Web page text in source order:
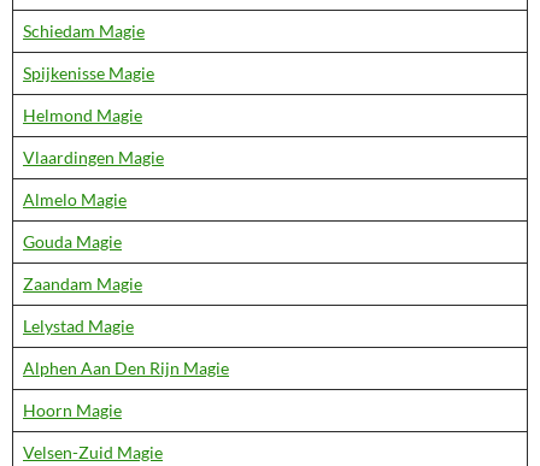
Schiedam Magie
Spijkenisse Magie
Helmond Magie
Vlaardingen Magie
Almelo Magie
Gouda Magie
Zaandam Magie
Lelystad Magie
Alphen Aan Den Rijn Magie
Hoorn Magie
Velsen-Zuid Magie